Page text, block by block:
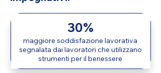
30%
maggiore soddisfazione lavorativa
segnalata dai lavoratori che utilizzano
strumenti per il benessere